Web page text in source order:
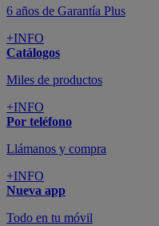
6 años de Garantía Plus
+INFO
Catálogos
Miles de productos
+INFO
Por teléfono
Llámanos y compra
+INFO
Nueva app
Todo en tu móvil